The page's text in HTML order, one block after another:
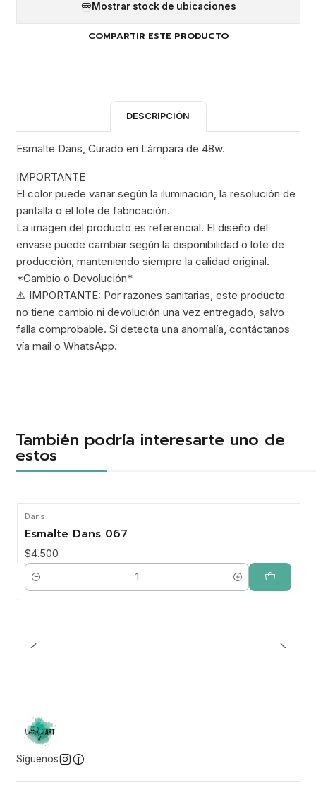
Mostrar stock de ubicaciones
COMPARTIR ESTE PRODUCTO
DESCRIPCIÓN
Esmalte Dans, Curado en Lámpara de 48w.
IMPORTANTE
El color puede variar según la iluminación, la resolución de
pantalla o el lote de fabricación.
La imagen del producto es referencial. El diseño del
envase puede cambiar según la disponibilidad o lote de
producción, manteniendo siempre la calidad original.
*Cambio o Devolución*
⚠️ IMPORTANTE: Por razones sanitarias, este producto
no tiene cambio ni devolución una vez entregado, salvo
falla comprobable. Si detecta una anomalía, contáctanos
vía mail o WhatsApp.
También podría interesarte uno de
estos
Dans
Esmalte Dans 067
$4.500
Cantidad
Síguenos